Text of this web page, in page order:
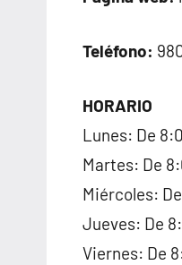
Teléfono:
HORARIO
Lunes: De
Martes: De
Miércoles:
Jueves: De
Viernes: De